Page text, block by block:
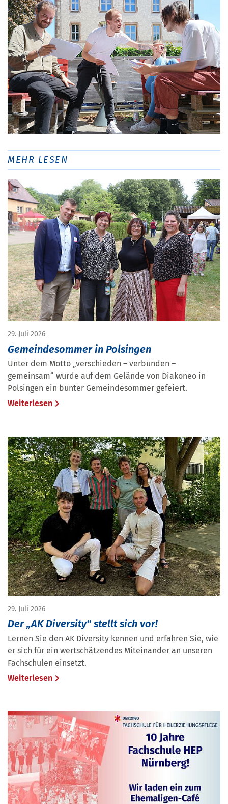
MEHR LESEN
29. Juli 2026
Gemeindesommer in Polsingen
Unter dem Motto „verschieden – verbunden –
gemeinsam“ wurde auf dem Gelände von Diakoneo in
Polsingen ein bunter Gemeindesommer gefeiert.
Weiterlesen
29. Juli 2026
Der „AK Diversity“ stellt sich vor!
Lernen Sie den AK Diversity kennen und erfahren Sie, wie
er sich für ein wertschätzendes Miteinander an unseren
Fachschulen einsetzt.
Weiterlesen